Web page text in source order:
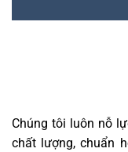
Chúng tôi luôn nỗ
chất lượng, chuẩn